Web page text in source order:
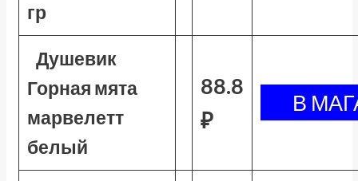
гр
Душевик
Горная мята
марвелетт
белый
88.8
₽